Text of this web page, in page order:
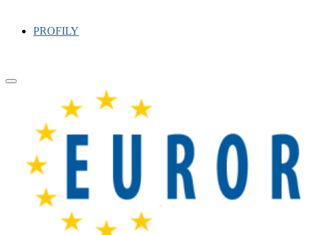
PROFILY
Primary